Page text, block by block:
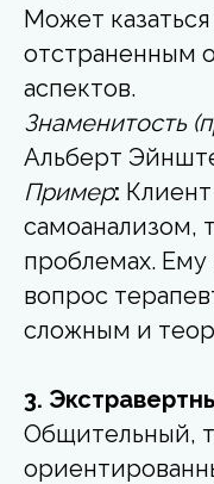
Может
отстраненным
аспектов.
Знаменитость
Альберт
Пример:
самоанализом,
проблемах.
вопрос
сложным и
3.
Общительный,